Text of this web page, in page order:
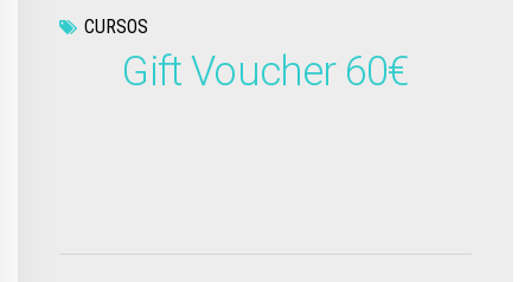
CURSOS
Gift Voucher 60€